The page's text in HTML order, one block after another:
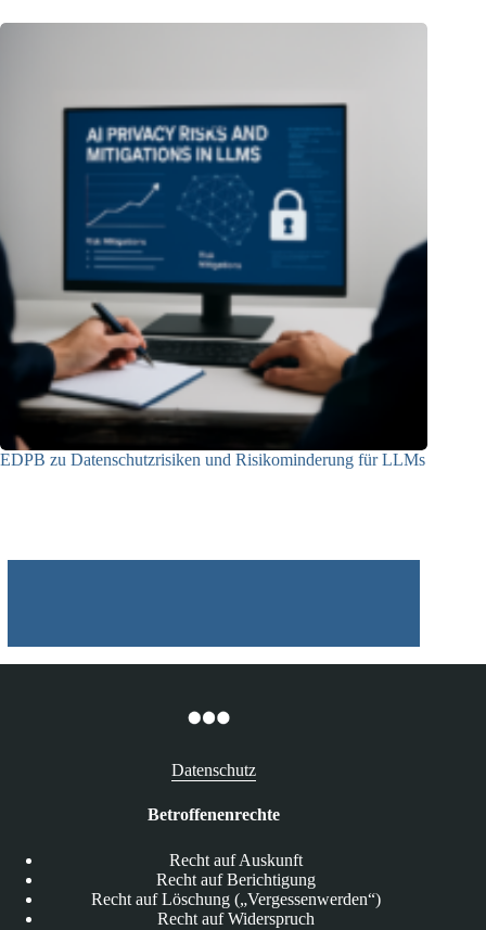
EDPB zu Datenschutzrisiken und Risikominderung für LLMs
Datenschutz
Betroffenenrechte
Recht auf Auskunft
Recht auf Berichtigung
Recht auf Löschung („Vergessenwerden“)
Recht auf Widerspruch